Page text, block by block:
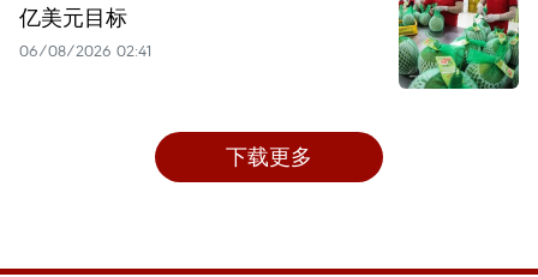
亿美元目标
06/08/2026 02:41
下载更多